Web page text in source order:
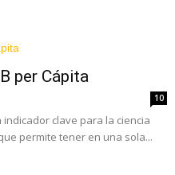
per Cápita
10
indicador clave para la ciencia
permite tener en una sola...